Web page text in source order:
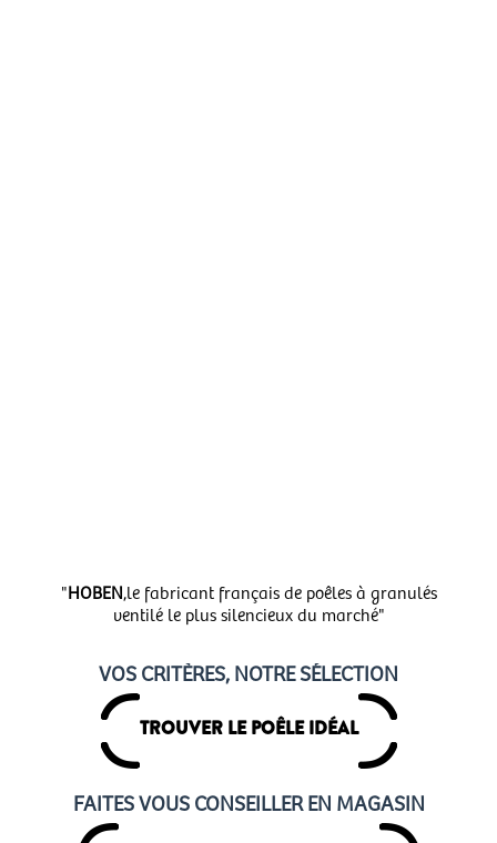
" HOBEN,le fabricant français de poêles à granulés
ventilé le plus silencieux du marché"
VOS CRITÈRES, NOTRE SÉLECTION
TROUVER LE POÊLE IDÉAL
FAITES VOUS CONSEILLER EN MAGASIN